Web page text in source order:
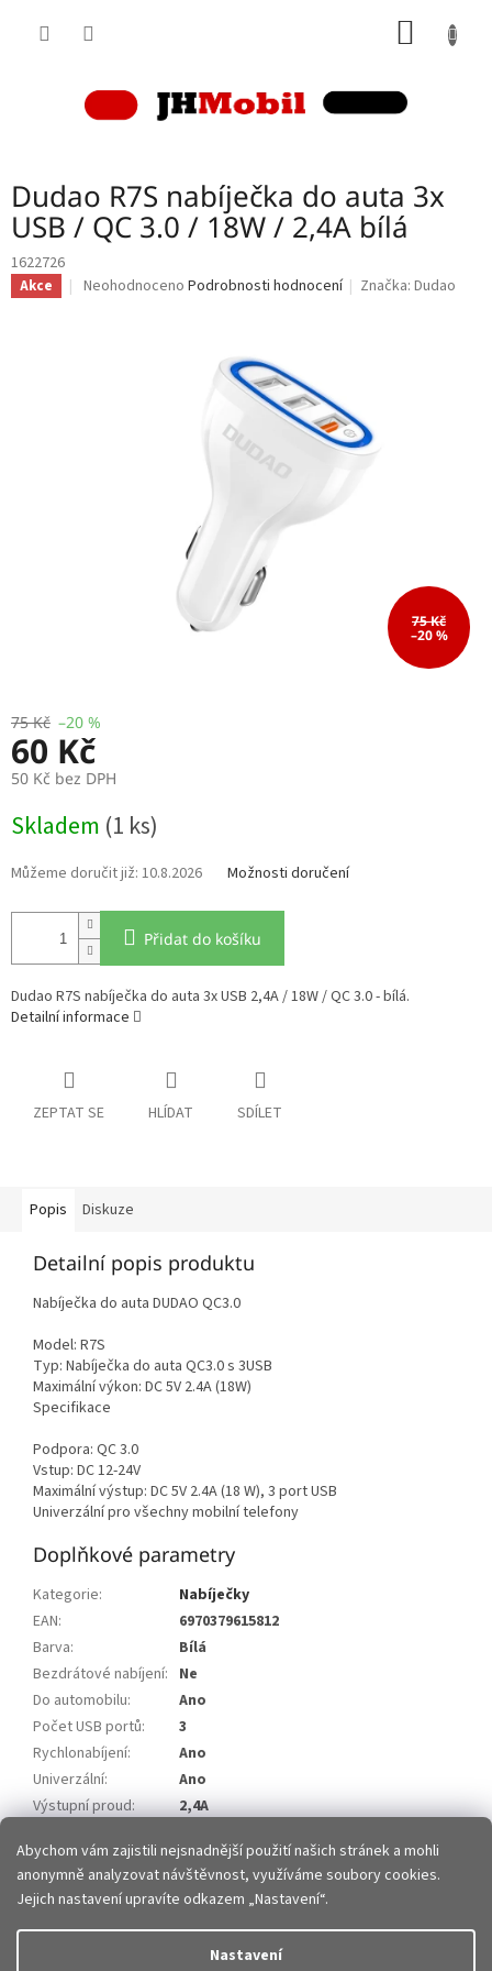
Abychom vám zajistili nejsnadnější použití našich stránek a mohli
anonymně analyzovat návštěvnost, využíváme soubory cookies.
Jejich nastavení upravíte odkazem „Nastavení“.
Nastavení
Dudao R7S nabíječka do auta 3x
USB / QC 3.0 / 18W / 2,4A bílá
1622726
Akce
Průměrné
Neohodnoceno Podrobnosti hodnocení Značka:Dudao
75 Kč
–20 %
75 Kč –20 %
60 Kč
50 Kč bez DPH
cena:
Skladem (1 ks)
10.8.2026 Možnosti doručení
Přidat do košíku
Dudao R7S nabíječka do auta 3x USB 2,4A / 18W / QC 3.0 - bílá.
Detailní informace
ZEPTAT SE HLÍDAT SDÍLET
Popis Diskuze
Detailní popis produktu
Nabíječka do auta DUDAO QC3.0
Model: R7S
Typ: Nabíječka do auta QC3.0 s 3USB
Maximální výkon: DC 5V 2.4A (18W)
Specifikace
Podpora: QC 3.0
Vstup: DC 12-24V
Maximální výstup: DC 5V 2.4A (18 W), 3 port USB
Univerzální pro všechny mobilní telefony
Doplňkové parametry
Kategorie:
Nabíječky
EAN:
6970379615812
Barva:
Bílá
Bezdrátové nabíjení: Ne
Do automobilu:
Ano
Počet USB portů:
3
Rychlonabíjení:
Ano
Univerzální:
Ano
Výstupní proud:
2,4A